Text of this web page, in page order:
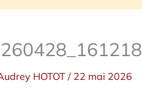
HOTOT/ 22 mai 2026